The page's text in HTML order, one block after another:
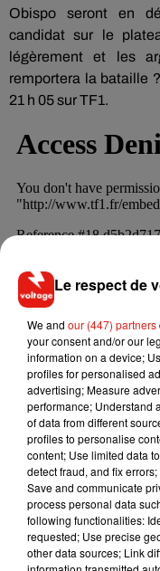
Obispo seront en
candidat sur le
légèrement et les
remportera la bataille
21 h 05 sur TF1.
#TheVoice
"Pour moi, c'est
�xܱ
Visiblement, on n'est
et@ObispoPascal
Demain, les Battles
@MYTF1!
— The Voice Officiel
Musique
Le respect de
We and our (447) partners
your consent and/or our
information on a device;
profiles for personalised
advertising; Measure
performance; Understand
of data from different
profiles to personalise
content; Use limited data
detect fraud, and fix
Save and communicate
process personal data
following functionalities:
requested; Use precise
other data sources; Link